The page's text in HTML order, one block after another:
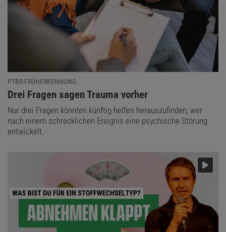
PTBS-FRÜHERKENNUNG
:
Drei Fragen sagen Trauma vorher
Nur drei Fragen könnten künftig helfen herauszufinden, wer
nach einem schrecklichen Ereignis eine psychische Störung
entwickelt.